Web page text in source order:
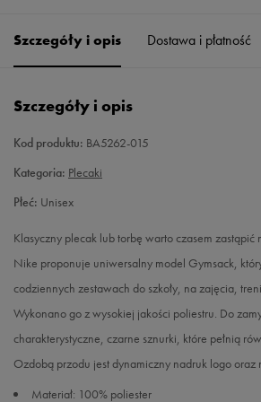
ONE SIZE Powiadom o dostępności
M
Szczegóły i opis Dostawa i płatność
Szczegóły i opis
Kod produktu: BA5262-015
Kategoria: Plecaki
Płeć: Unisex
Klasyczny plecak lub torbę warto czasem
Nike proponuje uniwersalny model Gymsack,
codziennych zestawach do szkoły, na zajęcia,
Wykonano go z wysokiej jakości poliestru. Do
charakterystyczne, czarne sznurki, które pełnią
Ozdobą przodu jest dynamiczny nadruk logo oraz
Materiał: 100% poliester